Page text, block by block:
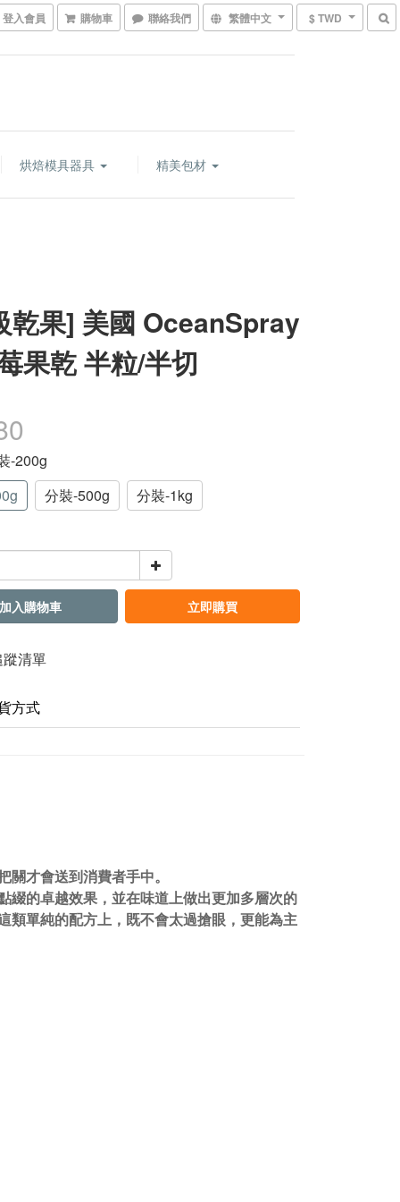
登入會員 購物車 聯絡我們 繁體中文 $ TWD
烘焙模具器具 精美包材
乾果] 美國 OceanSpray
果乾 半粒/半切
-200g
分裝-500g 分裝-1kg
加入購物車 立即購買
清單
方式
才會送到消費者手中。
綴的卓越效果，並在味道上做出更加多層次的
類單純的配方上，既不會太過搶眼，更能為主